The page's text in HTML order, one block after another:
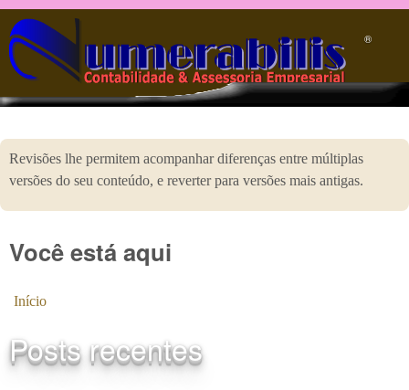
Pular para o conteúdo principal
®️
Revisões lhe permitem acompanhar diferenças entre múltiplas
versões do seu conteúdo, e reverter para versões mais antigas.
Você está aqui
Início
Posts recentes